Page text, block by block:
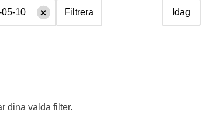
Filtrera Idag
dina valda filter.